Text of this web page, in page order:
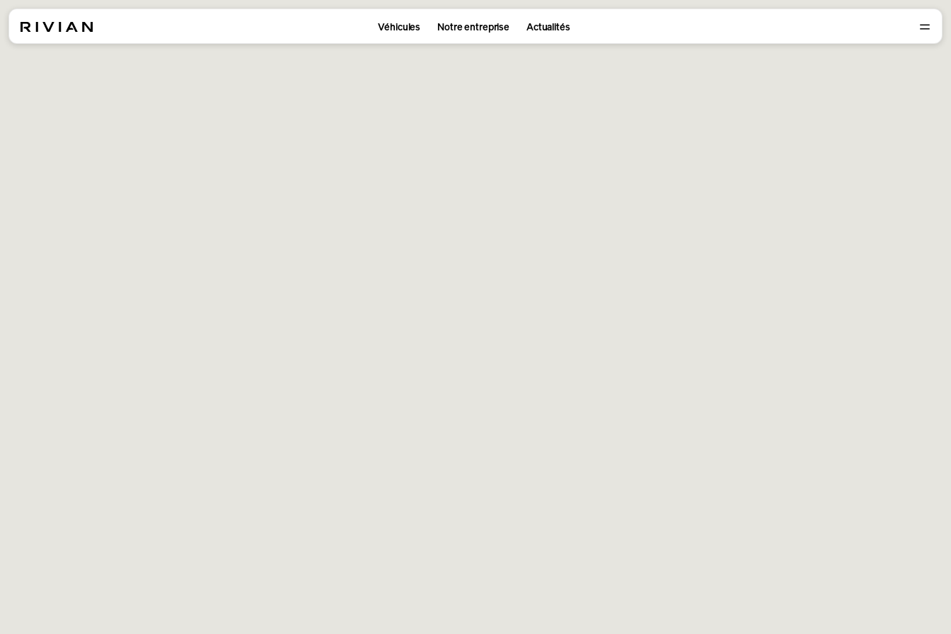
Véhicules Notre entreprise Actualités